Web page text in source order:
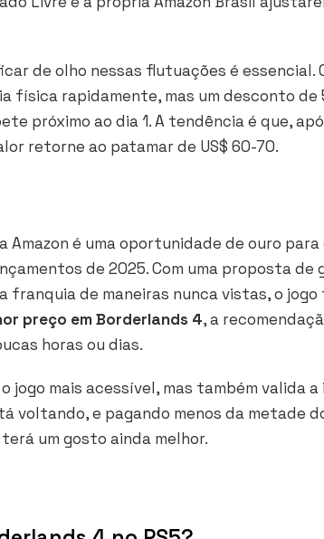
de olho nessas flutuações é essencial.
física rapidamente, mas um desconto de
próximo ao dia 1. A tendência é que,
retorne ao patamar de US$ 60-70.
Amazon é uma oportunidade de ouro
de 2025. Com uma proposta de
franquia de maneiras nunca vistas, o
preço em Borderlands 4, a
horas ou dias.
jogo mais acessível, mas também valida
voltando, e pagando menos da metade
um gosto ainda melhor.